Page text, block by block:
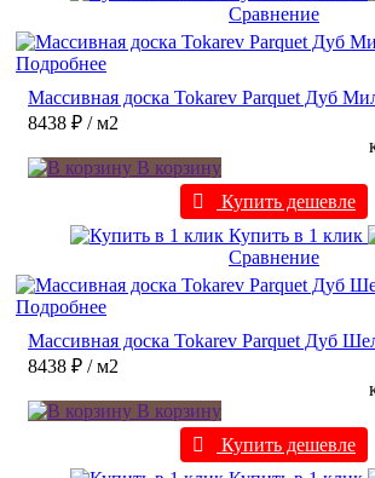
Сравнение
Подробнее
Массивная доска Tokarev Parquet Дуб
8438 ₽ / м2
В корзину
Купить дешевле
Купить в 1 клик
Сравнение
Подробнее
Массивная доска Tokarev Parquet Дуб
8438 ₽ / м2
В корзину
Купить дешевле